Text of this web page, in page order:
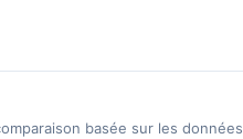
basée sur les données